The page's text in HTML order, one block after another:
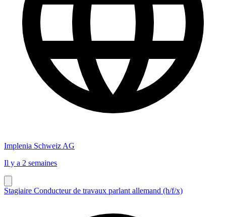
Implenia Schweiz AG
Il y a 2 semaines
Stagiaire Conducteur de travaux parlant allemand (h/f/x)